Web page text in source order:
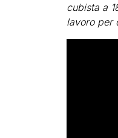
cubista a
lavoro per